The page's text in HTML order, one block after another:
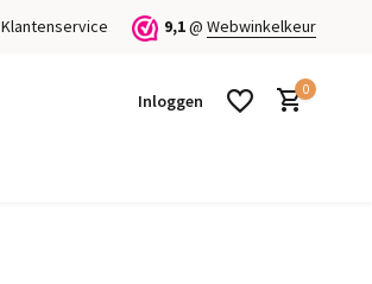
Klantenservice 9,1@ Webwinkelkeur
Inloggen
0